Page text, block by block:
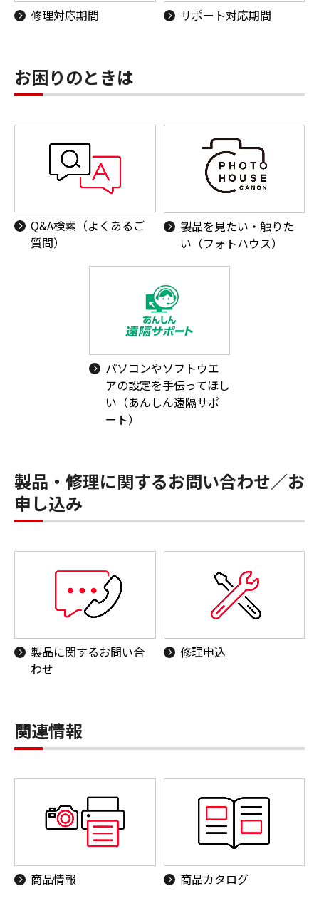
修理対応期間 サポート対応期間
お困りのときは
Q&A検索（よくあるご
質問）
製品を見たい・触りた
い（フォトハウス）
パソコンやソフトウエ
アの設定を手伝ってほし
い（あんしん遠隔サポ
ート）
製品・修理に関するお問い合わせ／お
申し込み
製品に関するお問い合
わせ
修理申込
関連情報
商品情報 商品カタログ